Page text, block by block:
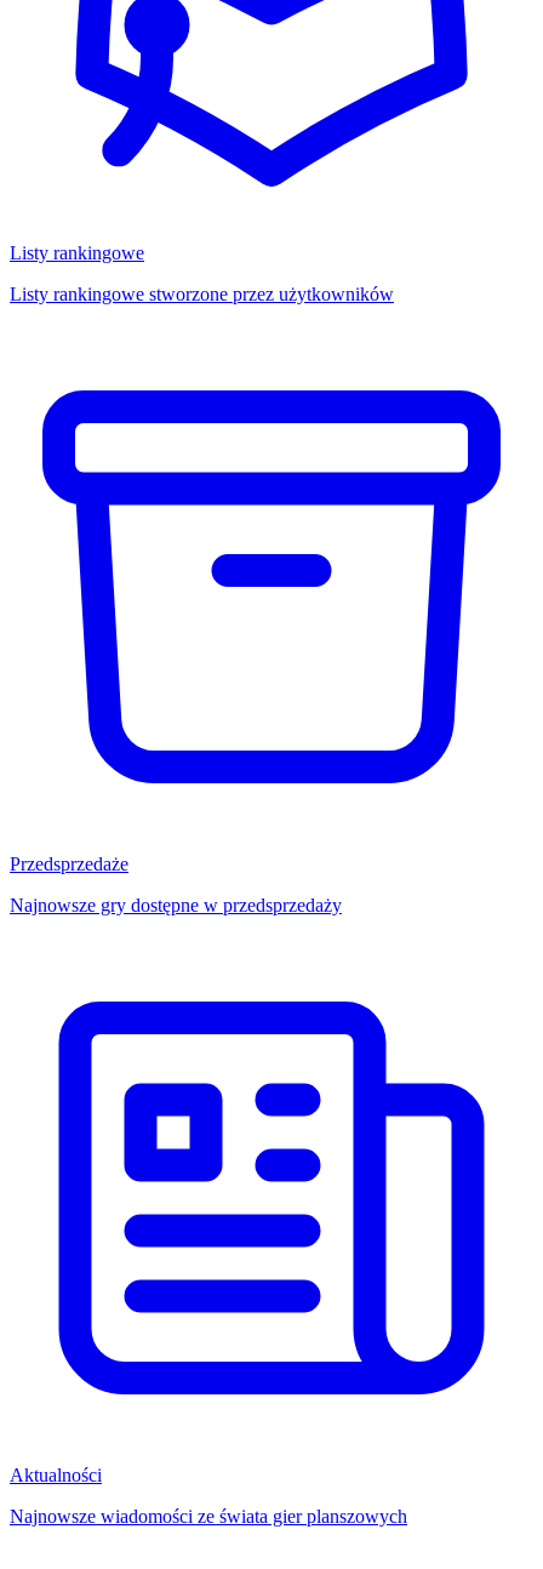
Listy rankingowe
Listy rankingowe stworzone przez użytkowników
Przedsprzedaże
Najnowsze gry dostępne w przedsprzedaży
Aktualności
Najnowsze wiadomości ze świata gier planszowych